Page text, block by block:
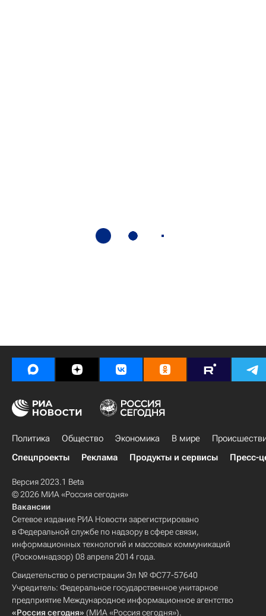
Политика Общество Экономика В мире
Спецпроекты
Реклама Продукты и сервисы Пресс-
Версия 2023.1 Beta
© 2026 МИА «Россия сегодня»
Вакансии
Сетевое издание РИА Новости зарегистрировано
в Федеральной службе по надзору в сфере связи,
информационных технологий и массовых коммуникаций
(Роскомнадзор) 08 апреля 2014 года.
Свидетельство о регистрации Эл № ФС77-57640
Учредитель: Федеральное государственное унитарное
предприятие Международное информационное агентство
«Россия сегодня» (МИА «Россия сегодня»).